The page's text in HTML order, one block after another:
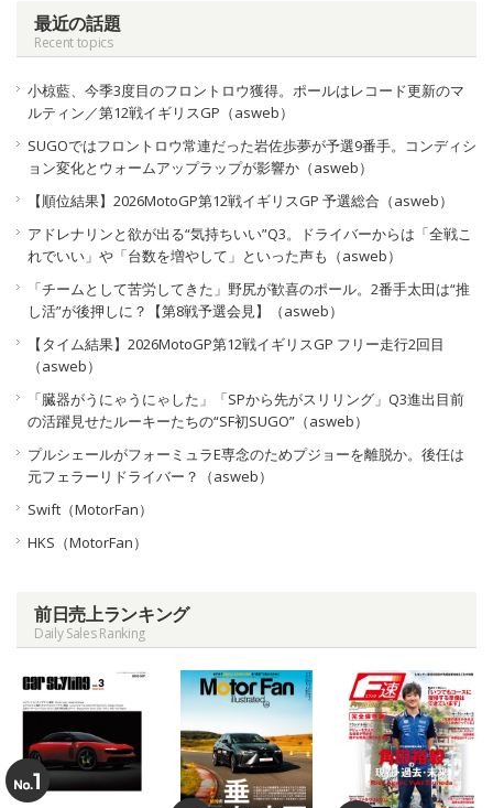
最近の話題
Recent topics
小椋藍、今季3度目のフロントロウ獲得。ポールはレコード更新のマ
ルティン／第12戦イギリスGP（asweb）
SUGOではフロントロウ常連だった岩佐歩夢が予選9番手。コンディシ
ョン変化とウォームアップラップが影響か（asweb）
【順位結果】2026MotoGP第12戦イギリスGP 予選総合（asweb）
アドレナリンと欲が出る“気持ちいい”Q3。ドライバーからは「全戦こ
れでいい」や「台数を増やして」といった声も（asweb）
「チームとして苦労してきた」野尻が歓喜のポール。2番手太田は“推
し活”が後押しに？【第8戦予選会見】（asweb）
【タイム結果】2026MotoGP第12戦イギリスGP フリー走行2回目
（asweb）
「臓器がうにゃうにゃした」「SPから先がスリリング」Q3進出目前
の活躍見せたルーキーたちの“SF初SUGO”（asweb）
プルシェールがフォーミュラE専念のためプジョーを離脱か。後任は
元フェラーリドライバー？（asweb）
Swift（MotorFan）
HKS（MotorFan）
前日売上ランキング
Daily Sales Ranking